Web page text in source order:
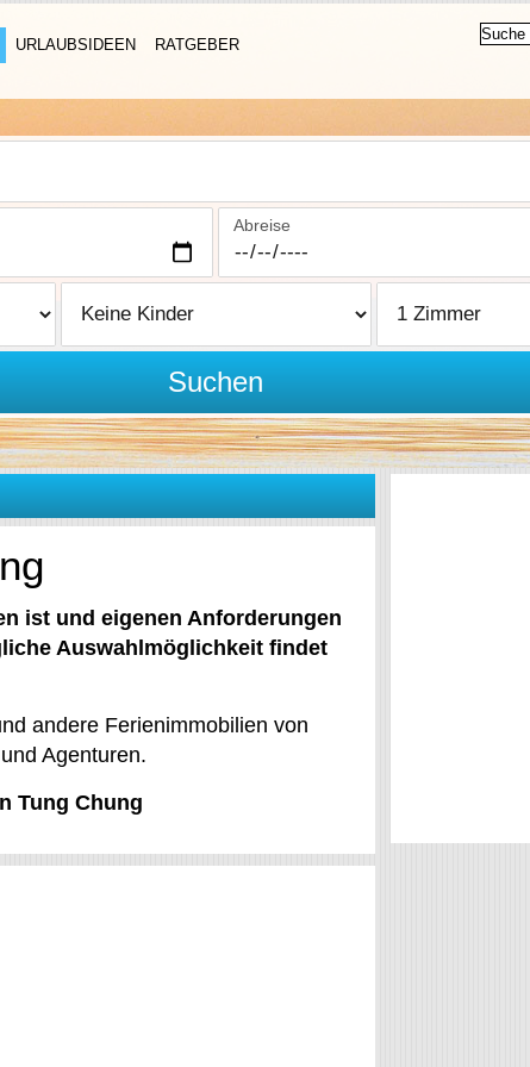
URLAUBSIDEEN RATGEBER
Abreise
Suchen
ist und eigenen Anforderungen
Auswahlmöglichkeit findet
andere Ferienimmobilien von
Agenturen.
Tung Chung